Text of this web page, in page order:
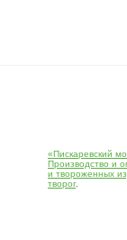
«Пискаревский
Производство и
и твороженных
творог.